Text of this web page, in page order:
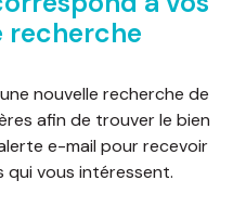
recherche
nouvelle recherche de
afin de trouver le bien
e-mail pour recevoir
qui vous intéressent.